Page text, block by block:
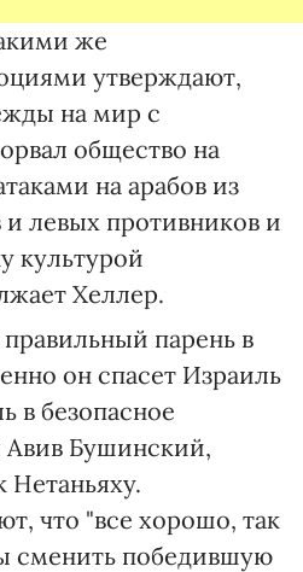
же
утверждают,
на мир с
общество на
на арабов из
левых противников и
культурой
Хеллер.
парень в
он спасет Израиль
в безопасное
Авив Бушинский,
что "все хорошо, так
сменить победившую